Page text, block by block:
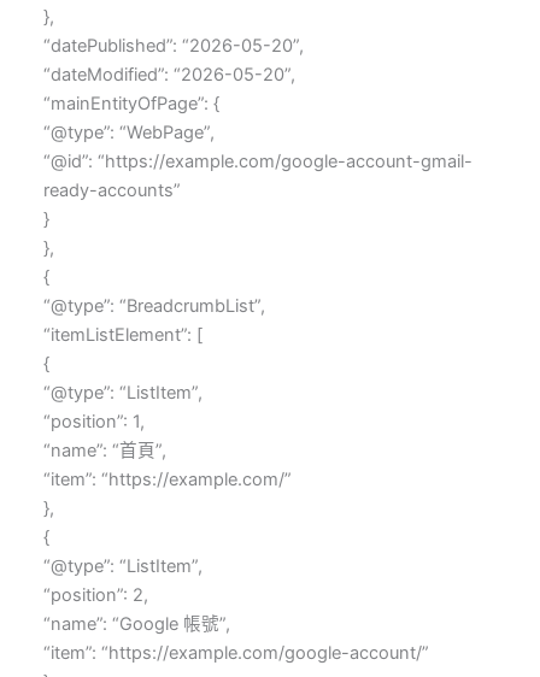
},
“datePublished”: “2026-05-20”,
“dateModified”: “2026-05-20”,
“mainEntityOfPage”: {
“@type”: “WebPage”,
“@id”: “https://example.com/google-account-gmail-
ready-accounts”
}
},
{
“@type”: “BreadcrumbList”,
“itemListElement”: [
{
“@type”: “ListItem”,
“position”: 1,
“name”: “首頁”,
“item”: “https://example.com/”
},
{
“@type”: “ListItem”,
“position”: 2,
“name”: “Google 帳號”,
“item”: “https://example.com/google-account/”